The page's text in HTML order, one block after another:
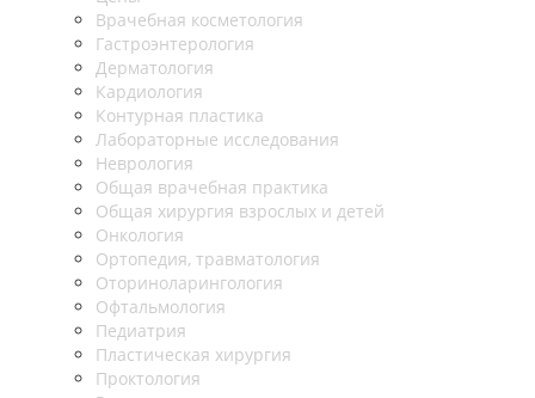
Врачебная косметология
Гастроэнтерология
Дерматология
Кардиология
Контурная пластика
Лабораторные исследования
Неврология
Общая врачебная практика
Общая хирургия взрослых и детей
Онкология
Ортопедия, травматология
Оториноларингология
Офтальмология
Педиатрия
Пластическая хирургия
Проктология